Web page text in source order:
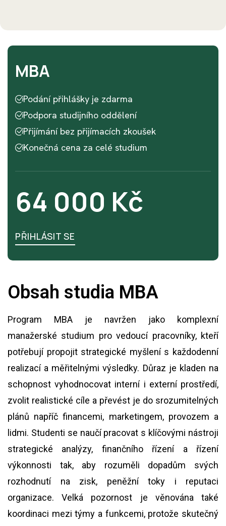
MBA
Podání přihlášky je zdarma
Podpora studijního oddělení
Přijímání bez přijímacích zkoušek
Konečná cena za celé studium
64 000 Kč
PŘIHLÁSIT SE
Obsah studia MBA
Program MBA je navržen jako komplexní
manažerské studium pro vedoucí pracovníky, kteří
potřebují propojit strategické myšlení s každodenní
realizací a měřitelnými výsledky. Důraz je kladen na
schopnost vyhodnocovat interní i externí prostředí,
zvolit realistické cíle a převést je do srozumitelných
plánů napříč financemi, marketingem, provozem a
lidmi. Studenti se naučí pracovat s klíčovými nástroji
strategické analýzy, finančního řízení a řízení
výkonnosti tak, aby rozuměli dopadům svých
rozhodnutí na zisk, peněžní toky i reputaci
organizace. Velká pozornost je věnována také
koordinaci mezi týmy a funkcemi, protože skutečný